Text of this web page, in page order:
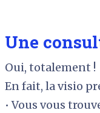
Une
Oui, totalement !
En fait, la visio
• Vous vous